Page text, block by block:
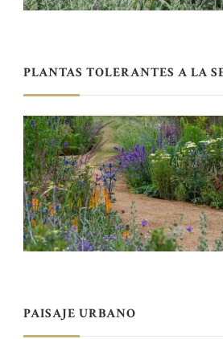
PLANTAS TOLERANTES A LA
PAISAJE URBANO